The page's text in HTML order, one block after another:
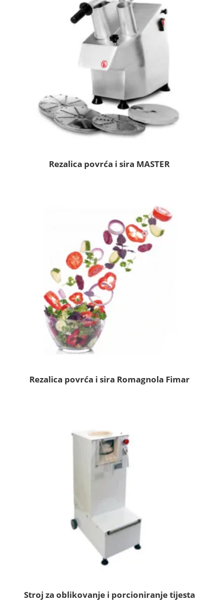
Rezalica povrća i sira MASTER
Rezalica povrća i sira Romagnola Fimar
Stroj za oblikovanje i porcioniranje tijesta